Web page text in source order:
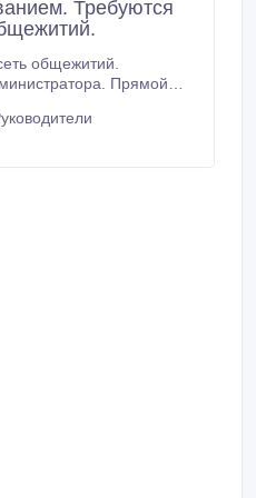
Требуются
общежитий.